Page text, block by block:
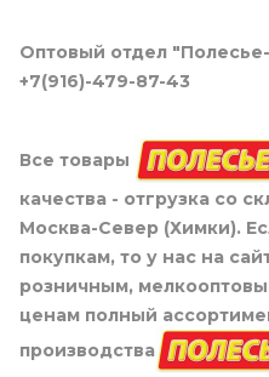
Оптовый отдел
+7(916)-479-87-43
Все товары
качества - отгрузка со
Москва-Север (Химки).
покупкам, то у нас на
розничным,
ценам полный
производства